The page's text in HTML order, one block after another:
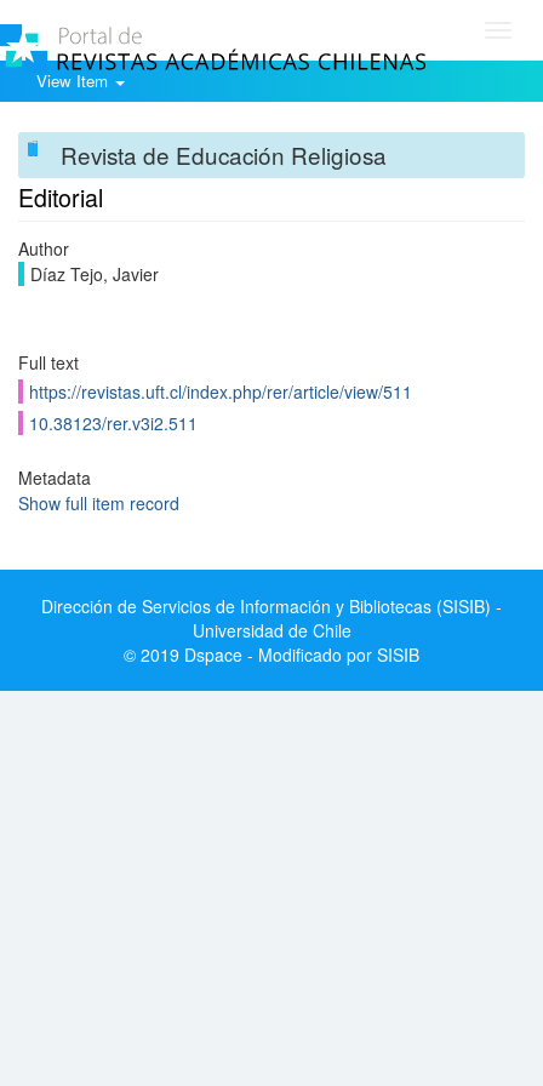
View Item
Revista de Educación Religiosa
Editorial
Author
Díaz Tejo, Javier
Full text
https://revistas.uft.cl/index.php/rer/article/view/511
10.38123/rer.v3i2.511
Metadata
Show full item record
Dirección de Servicios de Información y Bibliotecas (SISIB) -
Universidad de Chile
© 2019 Dspace - Modificado por SISIB